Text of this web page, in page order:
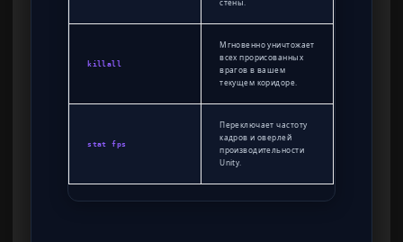
стены.
killall
Мгновенно уничтожает
всех прорисованных
врагов в вашем
текущем коридоре.
stat fps
Переключает частоту
кадров и оверлей
производительности
Unity.